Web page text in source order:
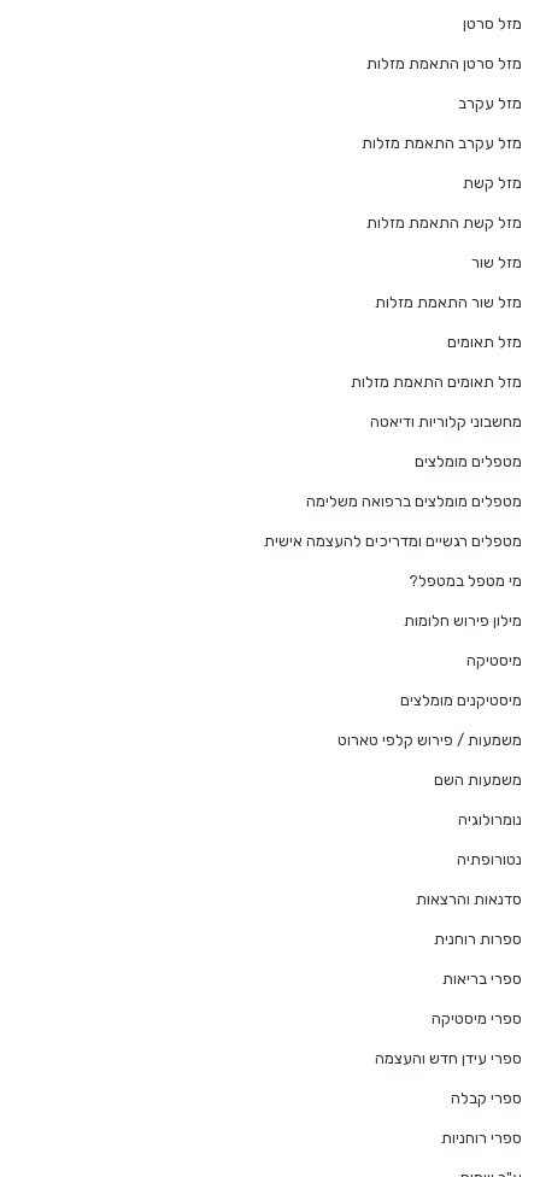
מזל סרטן
מזל סרטן התאמת מזלות
מזל עקרב
מזל עקרב התאמת מזלות
מזל קשת
מזל קשת התאמת מזלות
מזל שור
מזל שור התאמת מזלות
מזל תאומים
מזל תאומים התאמת מזלות
מחשבוני קלוריות ודיאטה
מטפלים מומלצים
מטפלים מומלצים ברפואה משלימה
מטפלים רגשיים ומדריכים להעצמה אישית
מי מטפל במטפל?
מילון פירוש חלומות
מיסטיקה
מיסטיקנים מומלצים
משמעות / פירוש קלפי טארוט
משמעות השם
נומרולוגיה
נטורופתיה
סדנאות והרצאות
ספרות רוחנית
ספרי בריאות
ספרי מיסטיקה
ספרי עידן חדש והעצמה
ספרי קבלה
ספרי רוחניות